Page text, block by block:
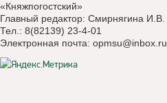
«Княжпогостский»
Главный редактор: Смирнягина И.В.
Тел.: 8(82139) 23-4-01
Электронная почта: opmsu@inbox.ru